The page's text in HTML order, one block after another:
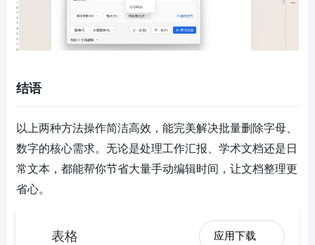
结语
以上两种方法操作简洁高效，能完美解决批量删除字母、
数字的核心需求。无论是处理工作汇报、学术文档还是日
常文本，都能帮你节省大量手动编辑时间，让文档整理更
省心。
表格 应用下载